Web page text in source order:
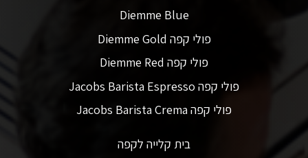
Diemme Blue
פולי קפה Diemme Gold
פולי קפה Diemme Red
פולי קפה Jacobs Barista Espresso
פולי קפה Jacobs Barista Crema
בית קלייה לקפה